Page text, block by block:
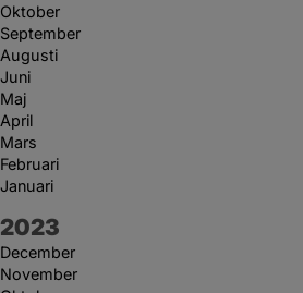
Oktober
September
Augusti
Juni
Maj
April
Mars
Februari
Januari
År:
2023
December
November